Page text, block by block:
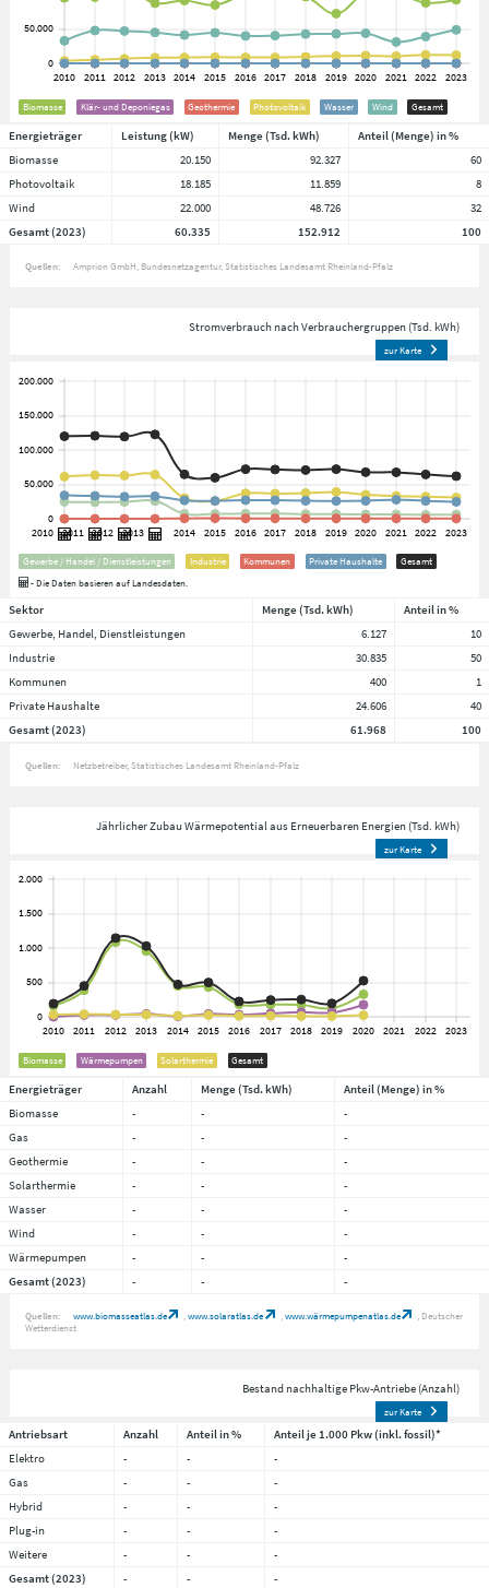
Biomasse Klär- und Deponiegas Geothermie Photovoltaik Wasser Wind Gesamt
Energieträger Leistung (kW) Menge (Tsd. kWh)
Anteil (Menge) in %
Biomasse
20.150 92.327
60
Photovoltaik
18.185 11.859
8
Wind
22.000 48.726
32
Gesamt (2023)
60.335 152.912 100
Quellen: Amprion GmbH Bundesnetzagentur Statistisches Landesamt Rheinland-Pfalz
Stromverbrauch nach Verbrauchergruppen (Tsd. kWh)
zur Karte
Gewerbe / Handel / Dienstleistungen Industrie Kommunen Private Haushalte
Gesamt
- Die Daten basieren auf Landesdaten.
Sektor Menge (Tsd. kWh)
Anteil in %
Gewerbe, Handel, Dienstleistungen
6.127
10
Industrie
30.835
50
Kommunen
400
1
Private Haushalte
24.606
40
Gesamt (2023)
61.968 100
Quellen: Netzbetreiber Statistisches Landesamt Rheinland-Pfalz
Jährlicher Zubau Wärmepotential aus Erneuerbaren Energien (Tsd. kWh)
zur Karte
Biomasse Wärmepumpen Solarthermie Gesamt
Energieträger Anzahl Menge (Tsd. kWh)
Anteil (Menge) in %
Biomasse
- -
-
Gas
- -
-
Geothermie
- -
-
Solarthermie
- -
-
Wasser
- -
-
Wind
- -
-
Wärmepumpen
- -
-
Gesamt (2023)
- - -
Quellen: www.biomasseatlas.de www.solaratlas.de www.wärmepumpenatlas.de
Deutscher
Wetterdienst
Bestand nachhaltige Pkw-Antriebe (Anzahl)
zur Karte
Antriebsart Anzahl Anteil in %
Anteil je 1.000 Pkw (inkl. fossil)*
Elektro
- -
-
Gas
- -
-
Hybrid
- -
-
Plug-in
- -
-
Weitere
- -
-
Gesamt (2023)
- - -